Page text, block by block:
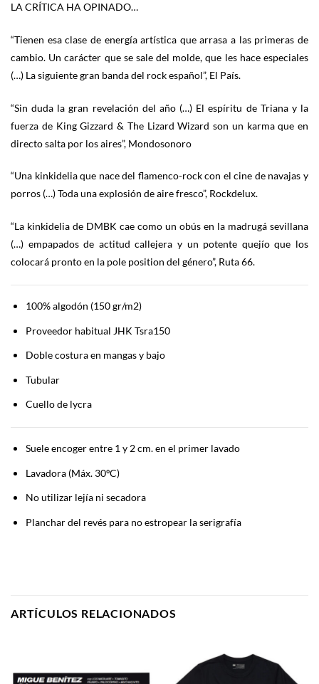
LA CRÍTICA HA OPINADO…
“Tienen esa clase de energía artística que arrasa a las primeras de
cambio. Un carácter que se sale del molde, que les hace especiales
(…) La siguiente gran banda del rock español”, El País.
“Sin duda la gran revelación del año (…) El espíritu de Triana y la
fuerza de King Gizzard & The Lizard Wizard son un karma que en
directo salta por los aires”, Mondosonoro
“Una kinkidelia que nace del flamenco-rock con el cine de navajas y
porros (…) Toda una explosión de aire fresco”, Rockdelux.
“La kinkidelia de DMBK cae como un obús en la madrugá sevillana
(…) empapados de actitud callejera y un potente quejío que los
colocará pronto en la pole position del género”, Ruta 66.
100% algodón (150 gr/m2)
Proveedor habitual JHK Tsra150
Doble costura en mangas y bajo
Tubular
Cuello de lycra
Suele encoger entre 1 y 2 cm. en el primer lavado
Lavadora (Máx. 30ºC)
No utilizar lejía ni secadora
Planchar del revés para no estropear la serigrafía
ARTÍCULOS RELACIONADOS